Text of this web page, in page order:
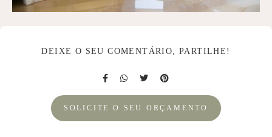
DEIXE O SEU COMENTÁRIO, PARTILHE!
SOLICITE O SEU ORÇAMENTO